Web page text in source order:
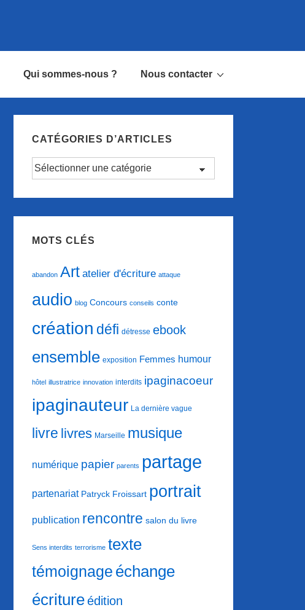
Qui sommes-nous ? Nous contacter
CATÉGORIES D’ARTICLES
Catégories
MOTS CLÉS
abandon Art atelier d'écriture attaque
audio blog Concours conseils conte
création défi détresse ebook
ensemble exposition Femmes humour
hôtel illustratrice innovation interdits ipaginacoeur
ipaginauteur La dernière vague
livre livres Marseille musique
numérique papier parents partage
partenariat Patryck Froissart portrait
publication rencontre salon du livre
Sens interdits terrorisme texte
témoignage échange
écritureédition